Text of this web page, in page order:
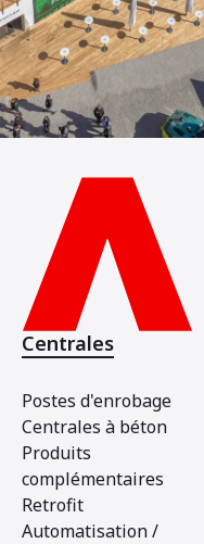
Centrales
Postes d'enrobage
Centrales à béton
Produits
complémentaires
Retrofit
Automatisation /